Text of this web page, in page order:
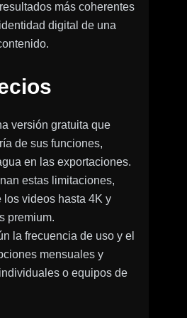
más coherentes
digital de una
versión gratuita que
de sus funciones,
en las exportaciones.
estas limitaciones,
videos hasta 4K y
premium.
la frecuencia de uso y el
mensuales y
o equipos de